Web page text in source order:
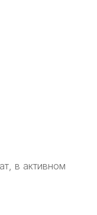
в активном